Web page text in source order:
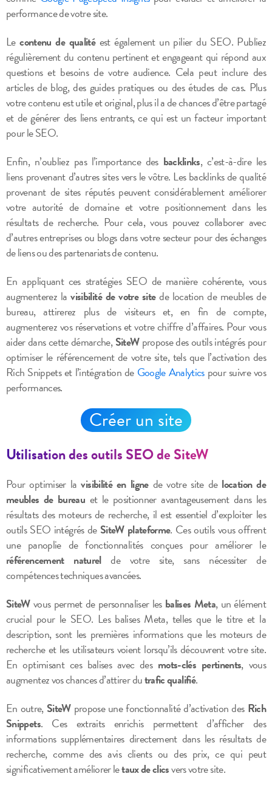
performance de votre site.
Lecontenu de qualitéest également un pilier du SEO. Publiez
régulièrement du contenu pertinent et engageant qui répond aux
questions et besoins de votre audience. Cela peut inclure des
articles de blog, des guides pratiques ou des études de cas. Plus
votre contenu est utile et original, plus il a de chances d’être partagé
et de générer des liens entrants, ce qui est un facteur important
pour le SEO.
Enfin, n’oubliez pas l’importance des backlinks, c’est-à-dire les
liens provenant d’autres sites vers le vôtre. Les backlinks de qualité
provenant de sites réputés peuvent considérablement améliorer
votre autorité de domaine et votre positionnement dans les
résultats de recherche. Pour cela, vous pouvez collaborer avec
d’autres entreprises ou blogs dans votre secteur pour des échanges
de liens ou des partenariats de contenu.
En appliquant ces stratégies SEO de manière cohérente, vous
augmenterez lavisibilité de votre sitede location de meubles de
bureau, attirerez plus de visiteurs et, en fin de compte,
augmenterez vos réservations et votre chiffre d’affaires. Pour vous
aider dans cette démarche,SiteWpropose des outils intégrés pour
optimiser le référencement de votre site, tels que l’activation des
Rich Snippets et l’intégration de Google Analyticspour suivre vos
performances.
Créer un site
Utilisation des outils SEO de SiteW
Pour optimiser lavisibilité en lignede votre site de location de
meubles de bureau et le positionner avantageusement dans les
résultats des moteurs de recherche, il est essentiel d’exploiter les
outils SEO intégrés de SiteW plateforme. Ces outils vous offrent
une panoplie de fonctionnalités conçues pour améliorer le
référencement naturelde votre site, sans nécessiter de
compétences techniques avancées.
SiteWvous permet de personnaliser les balises Meta, un élément
crucial pour le SEO. Les balises Meta, telles que le titre et la
description, sont les premières informations que les moteurs de
recherche et les utilisateurs voient lorsqu’ils découvrent votre site.
En optimisant ces balises avec des mots-clés pertinents, vous
augmentez vos chances d’attirer dutrafic qualifié.
En outre, SiteWpropose une fonctionnalité d’activation des Rich
Snippets. Ces extraits enrichis permettent d’afficher des
informations supplémentaires directement dans les résultats de
recherche, comme des avis clients ou des prix, ce qui peut
significativement améliorer letaux de clicsvers votre site.